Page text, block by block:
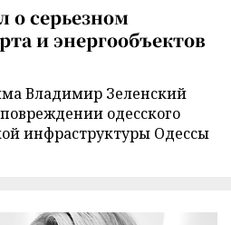
о серьезном
и энергообъектов
Владимир Зеленский
одесского
инфраструктуры Одессы